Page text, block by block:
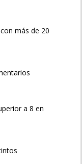
más de 20
a 8 en